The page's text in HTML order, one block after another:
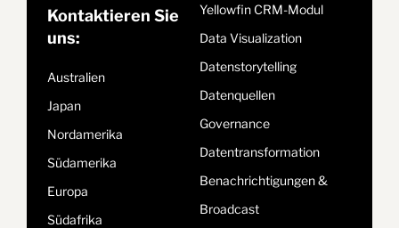
Kontaktieren Sie
uns:
Australien
Japan
Nordamerika
Südamerika
Europa
Südafrika
Yellowfin CRM-Modul
Data Visualization
Datenstorytelling
Datenquellen
Governance
Datentransformation
Benachrichtigungen &
Broadcast